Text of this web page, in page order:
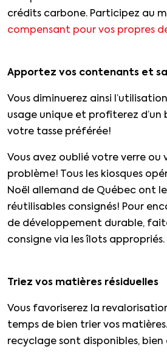
crédits carbone. Participez au
compensant pour vos propres
Apportez vos contenants et
Vous diminuerez ainsi
usage unique et profiterez d’un
votre tasse préférée!
Vous avez oublié votre verre ou
problème! Tous les kiosques
Noël allemand de Québec ont
réutilisables consignés! Pour
de développement durable,
consigne via les îlots appropriés.
Triez vos matières résiduelles
Vous favoriserez la
temps de bien trier vos
recyclage sont disponibles, bien